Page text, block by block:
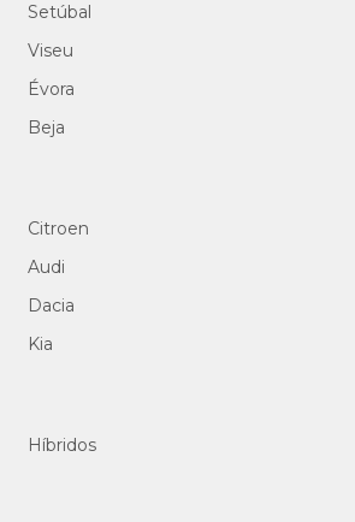
Setúbal
Viseu
Évora
Beja
Citroen
Audi
Dacia
Kia
Híbridos